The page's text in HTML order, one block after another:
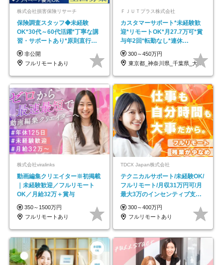
株式会社損害保険リサーチ
保険調査スタッフ◆未経験
OK*30代～60代活躍*丁寧な講
習・サポートあり*原則直行直
帰／全国募集・業務委託
非公開
フルリモートあり
ＦＪＵＴプラス株式会社
カスタマーサポート*未経験歓
迎*リモートOK*月27.7万可*賞
与年2回*転勤なし*連休
OK/ZE010232
300～450万円
東京都_神奈川県_千葉県_大阪府_愛知県…
株式会社viralinks
動画編集クリエイター※初掲載
｜未経験歓迎／フルリモート
OK／月給32万＋賞与
350～1500万円
フルリモートあり
TDCX Japan株式会社
テクニカルサポート/未経験OK/
フルリモート/月収31万円可/月
最大3万のインセンティブ支給/
平均年齢33歳
300～400万円
フルリモートあり